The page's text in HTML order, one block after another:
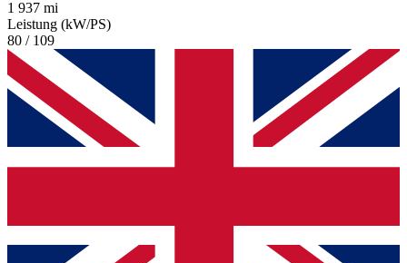
1 937 mi
Leistung (kW/PS)
80 / 109